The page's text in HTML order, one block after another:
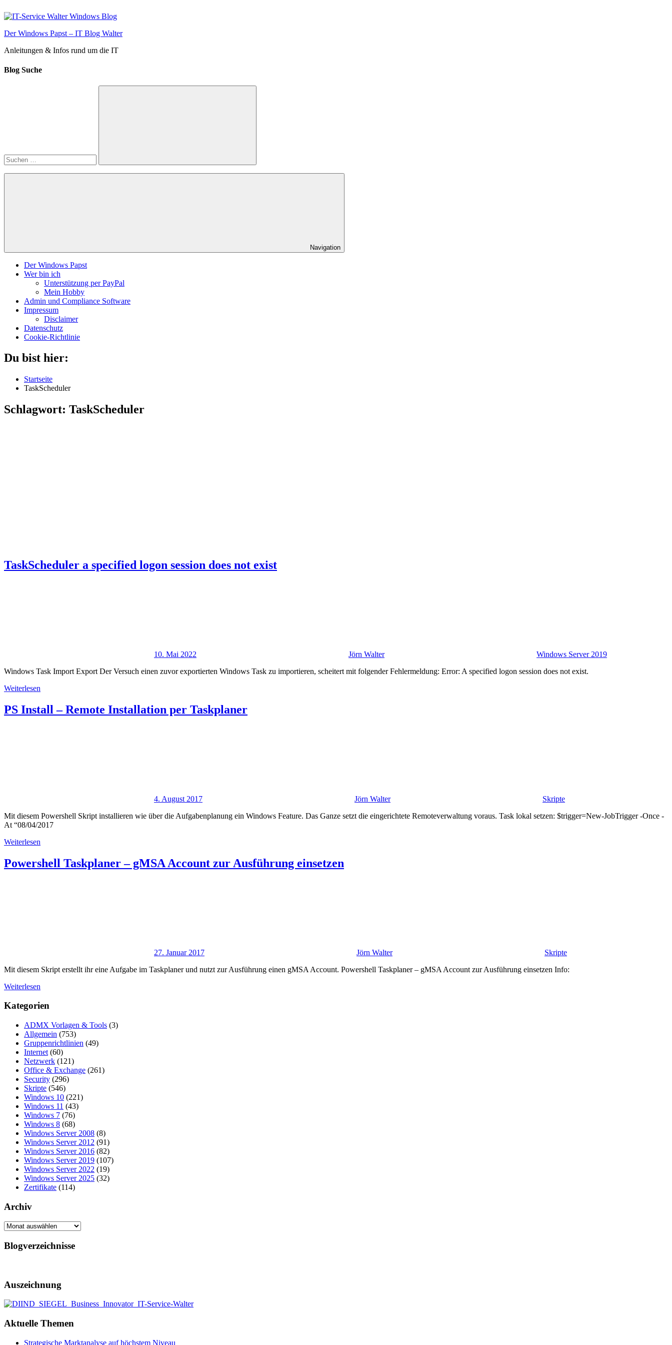
Inhalt
Der Windows Papst – IT Blog Walter
Anleitungen & Infos rund um die IT
Blog Suche
Suchen
Navigation
Der Windows Papst
Wer bin ich
Unterstützung per PayPal
Mein Hobby
Admin und Compliance Software
Impressum
Disclaimer
Datenschutz
Cookie-Richtlinie
Du bist hier:
Startseite
TaskScheduler
Schlagwort: TaskScheduler
TaskScheduler a specified logon session does not exist
10. Mai 2022 Jörn Walter
Windows Server 2019
Windows Task Import Export Der Versuch einen zuvor exportierten Windows Task zu importieren, scheitert mit folgender Fehlermeldung: Error: A specified logon session does not exist.
Weiterlesen
PS Install – Remote Installation per Taskplaner
4. August 2017 Jörn Walter
Skripte
Mit diesem Powershell Skript installieren wie über die Aufgabenplanung ein Windows Feature. Das Ganze setzt die eingerichtete Remoteverwaltung voraus. Task lokal setzen: $trigger=New-JobTrigger -Once -
At “08/04/2017
Weiterlesen
Powershell Taskplaner – gMSA Account zur Ausführung einsetzen
27. Januar 2017 Jörn Walter
Skripte
Mit diesem Skript erstellt ihr eine Aufgabe im Taskplaner und nutzt zur Ausführung einen gMSA Account. Powershell Taskplaner – gMSA Account zur Ausführung einsetzen Info:
Weiterlesen
Kategorien
ADMX Vorlagen & Tools (3)
Allgemein (753)
Gruppenrichtlinien (49)
Internet (60)
Netzwerk (121)
Office & Exchange (261)
Security (296)
Skripte (546)
Windows 10 (221)
Windows 11 (43)
Windows 7 (76)
Windows 8 (68)
Windows Server 2008 (8)
Windows Server 2012 (91)
Windows Server 2016 (82)
Windows Server 2019 (107)
Windows Server 2022 (19)
Windows Server 2025 (32)
Zertifikate (114)
Archiv
Archiv
Blogverzeichnisse
Auszeichnung
Aktuelle Themen
Strategische Marktanalyse auf höchstem Niveau